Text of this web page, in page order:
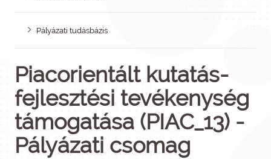
Pályázati tudásbázis
Piacorientált kutatás-
fejlesztési tevékenység
támogatása (PIAC_13) -
Pályázati csomag